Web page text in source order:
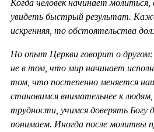
Когда человек начинает молиться,
увидеть быстрый результат.
искренняя, то обстоятельства
Но опыт Церкви говорит о
не в том, что мир начинает
том, что постепенно меняется
становимся внимательнее к людям,
трудности, учимся доверять Богу
понимаем. Иногда после молитвы